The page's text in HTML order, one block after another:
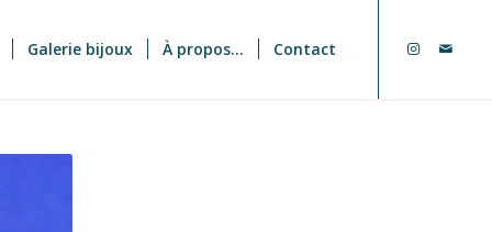
Galerie bijoux À propos… Contact